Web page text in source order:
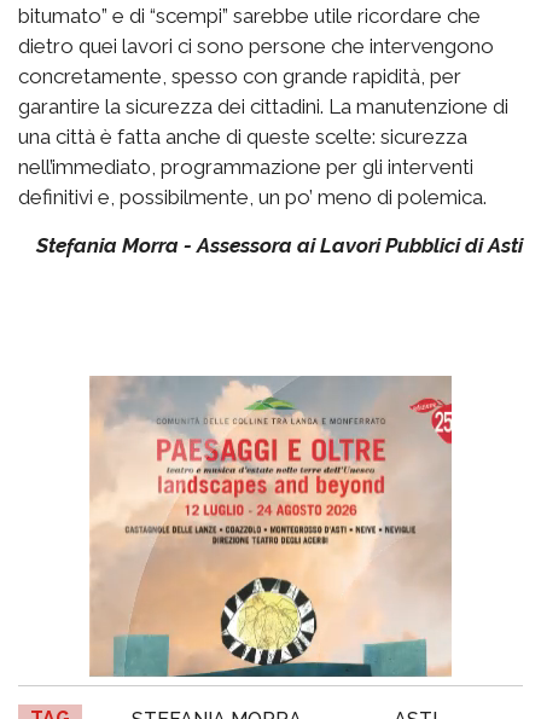
bitumato” e di “scempi” sarebbe utile ricordare che
dietro quei lavori ci sono persone che intervengono
concretamente, spesso con grande rapidità, per
garantire la sicurezza dei cittadini. La manutenzione di
una città è fatta anche di queste scelte: sicurezza
nell’immediato, programmazione per gli interventi
definitivi e, possibilmente, un po’ meno di polemica.
Stefania Morra - Assessora ai Lavori Pubblici di Asti